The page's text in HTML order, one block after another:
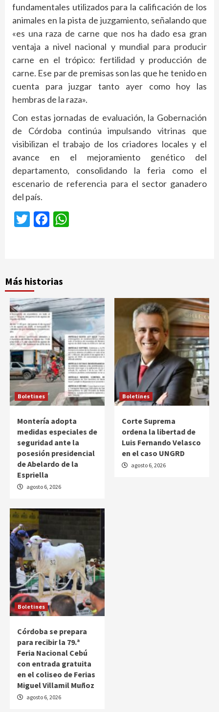
fundamentales utilizados para la calificación de los
animales en la pista de juzgamiento, señalando que
«es una raza de carne que nos ha dado esa gran
ventaja a nivel nacional y mundial para producir
carne en el trópico: fertilidad y producción de
carne. Ese par de premisas son las que he tenido en
cuenta para juzgar tanto ayer como hoy las
hembras de la raza».
Con estas jornadas de evaluación, la Gobernación
de Córdoba continúa impulsando vitrinas que
visibilizan el trabajo de los criadores locales y el
avance en el mejoramiento genético del
departamento, consolidando la feria como el
escenario de referencia para el sector ganadero
del país.
TwitterFacebook
Más historias
Boletines
Montería adopta
medidas especiales de
seguridad ante la
posesión presidencial
de Abelardo de la
Espriella
agosto 6, 2026
Boletines
Corte Suprema
ordena la libertad de
Luis Fernando Velasco
en el caso UNGRD
agosto 6, 2026
Boletines
Córdoba se prepara
para recibir la 79.ª
Feria Nacional Cebú
con entrada gratuita
en el coliseo de Ferias
Miguel Villamil Muñoz
agosto 6, 2026